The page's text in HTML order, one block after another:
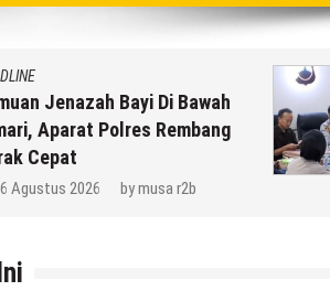
Jenazah Bayi Di Bawah
Aparat Polres Rembang
Cepat
6 Agustus 2026 bymusa r2b